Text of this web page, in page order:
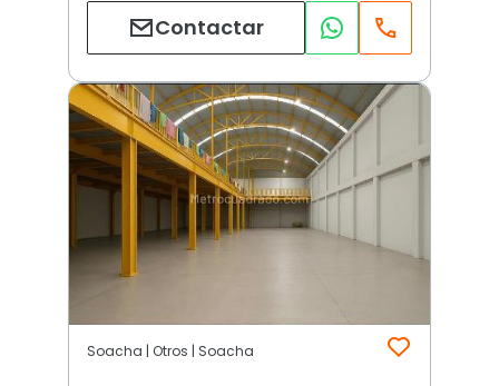
Contactar
Soacha | Otros | Soacha